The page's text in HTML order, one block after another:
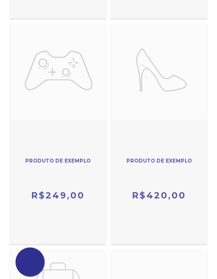
PRODUTO DE EXEMPLO
R$249,00
PRODUTO DE EXEMPLO
R$420,00